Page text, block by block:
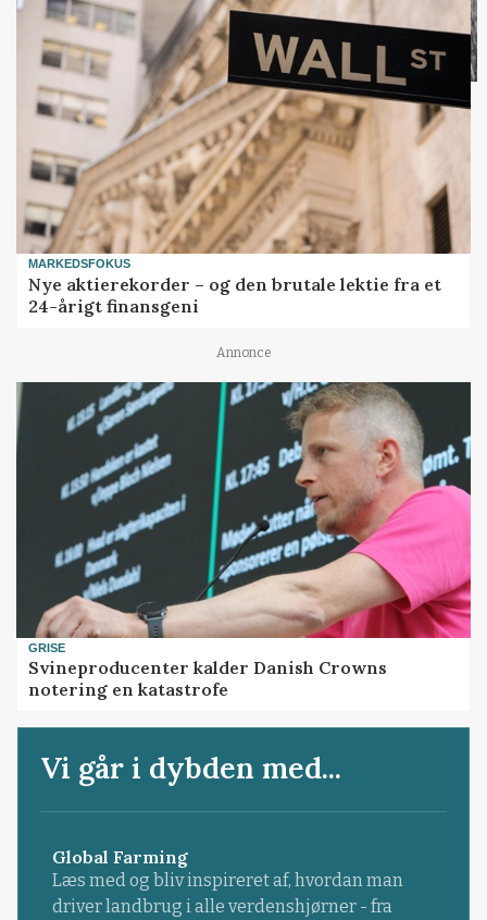
MARKEDSFOKUS
Nye aktierekorder – og den brutale lektie fra et
24-årigt finansgeni
Annonce
GRISE
Svineproducenter kalder Danish Crowns
notering en katastrofe
Vi går i dybden med...
Global Farming
Læs med og bliv inspireret af, hvordan man
driver landbrug i alle verdenshjørner - fra